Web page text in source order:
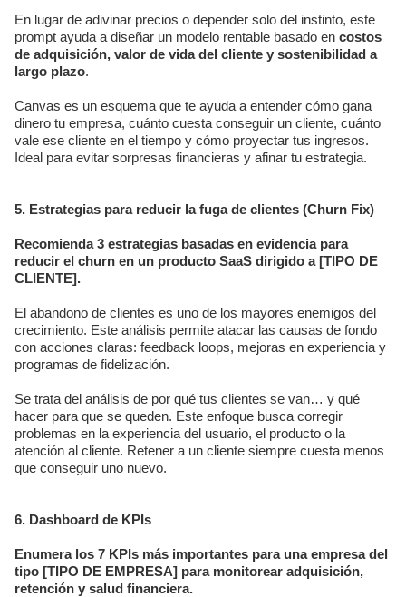
En lugar de adivinar precios o depender solo del instinto, este
prompt ayuda a diseñar un modelo rentable basado en costos
de adquisición, valor de vida del cliente y sostenibilidad a
largo plazo.
Canvas es un esquema que te ayuda a entender cómo gana
dinero tu empresa, cuánto cuesta conseguir un cliente, cuánto
vale ese cliente en el tiempo y cómo proyectar tus ingresos.
Ideal para evitar sorpresas financieras y afinar tu estrategia.
5. Estrategias para reducir la fuga de clientes (Churn Fix)
Recomienda 3 estrategias basadas en evidencia para
reducir el churn en un producto SaaS dirigido a [TIPO DE
CLIENTE].
El abandono de clientes es uno de los mayores enemigos del
crecimiento. Este análisis permite atacar las causas de fondo
con acciones claras: feedback loops, mejoras en experiencia y
programas de fidelización.
Se trata del análisis de por qué tus clientes se van… y qué
hacer para que se queden. Este enfoque busca corregir
problemas en la experiencia del usuario, el producto o la
atención al cliente. Retener a un cliente siempre cuesta menos
que conseguir uno nuevo.
6. Dashboard de KPIs
Enumera los 7 KPIs más importantes para una empresa del
tipo [TIPO DE EMPRESA] para monitorear adquisición,
retención y salud financiera.